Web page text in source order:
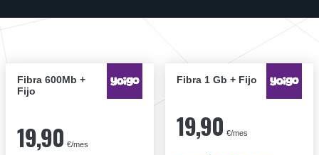
Fibra 600Mb +
Fijo
19,90 €/mes
Fibra 1 Gb + Fijo
19,90 €/mes